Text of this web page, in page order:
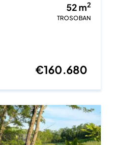
52 m2
TROSOBAN
€160.680